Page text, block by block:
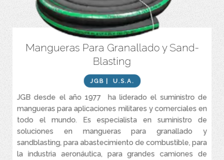
Mangueras Para Granallado y Sand-
Blasting
JGB | U.S.A.
JGB desde el año 1977 ha liderado el suministro de
mangueras para aplicaciones militares y comerciales en
todo el mundo. Es especialista en suministro de
soluciones en mangueras para granallado y
sandblasting, para abastecimiento de combustible, para
la industria aeronáutica, para grandes camiones de
Tubo de caucho negro con alta abrasión, conductor estático
Todos los tamaños clasificados para presiones de trabajo de
mínimo 150 PSI
Temperatura -40°F a 185°F (-40°C a 85°C)
Marca Thunderblast 2/4 capas (Ply) 150 PSI WP
Diámetro Interno 1/2” 3/4″ y 1, 1-1/4” 1-1/2” & 2”